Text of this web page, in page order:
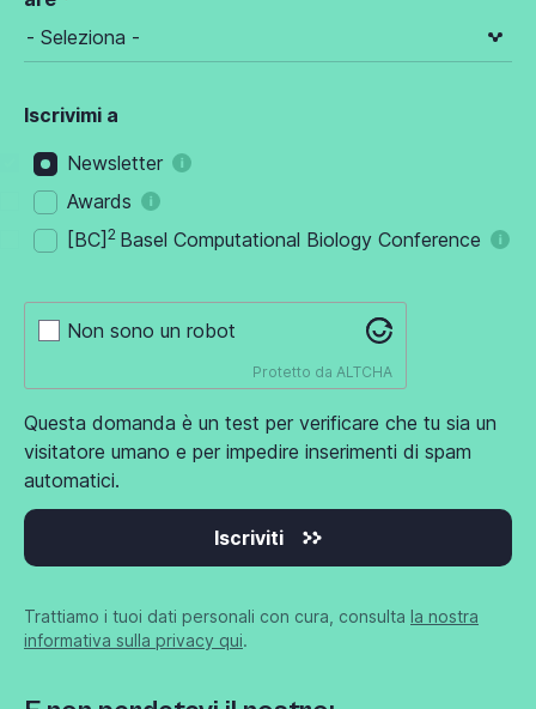
Iscrivimi a
Newsletter
Awards
[BC] 2 Basel Computational Biology Conference
Non sono un robot
Protetto da ALTCHA
Questa domanda è un test per verificare che tu sia un
visitatore umano e per impedire inserimenti di spam
automatici.
Iscriviti
Trattiamo i tuoi dati personali con cura, consulta la nostra
informativa sulla privacy qui.